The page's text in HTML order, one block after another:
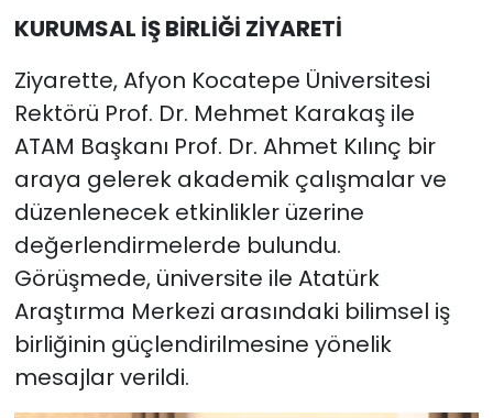
KURUMSAL İŞ BİRLİĞİ ZİYARETİ
Ziyarette, Afyon Kocatepe Üniversitesi
Rektörü Prof. Dr. Mehmet Karakaş ile
ATAM Başkanı Prof. Dr. Ahmet Kılınç bir
araya gelerek akademik çalışmalar ve
düzenlenecek etkinlikler üzerine
değerlendirmelerde bulundu.
Görüşmede, üniversite ile Atatürk
Araştırma Merkezi arasındaki bilimsel iş
birliğinin güçlendirilmesine yönelik
mesajlar verildi.